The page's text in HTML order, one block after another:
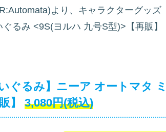
より、キャラクターグッ
ぐるみ <9S(ヨルハ 九号S型)>【再販】
ぐるみ】ニーア オートマタ
】
3,080円(税込)